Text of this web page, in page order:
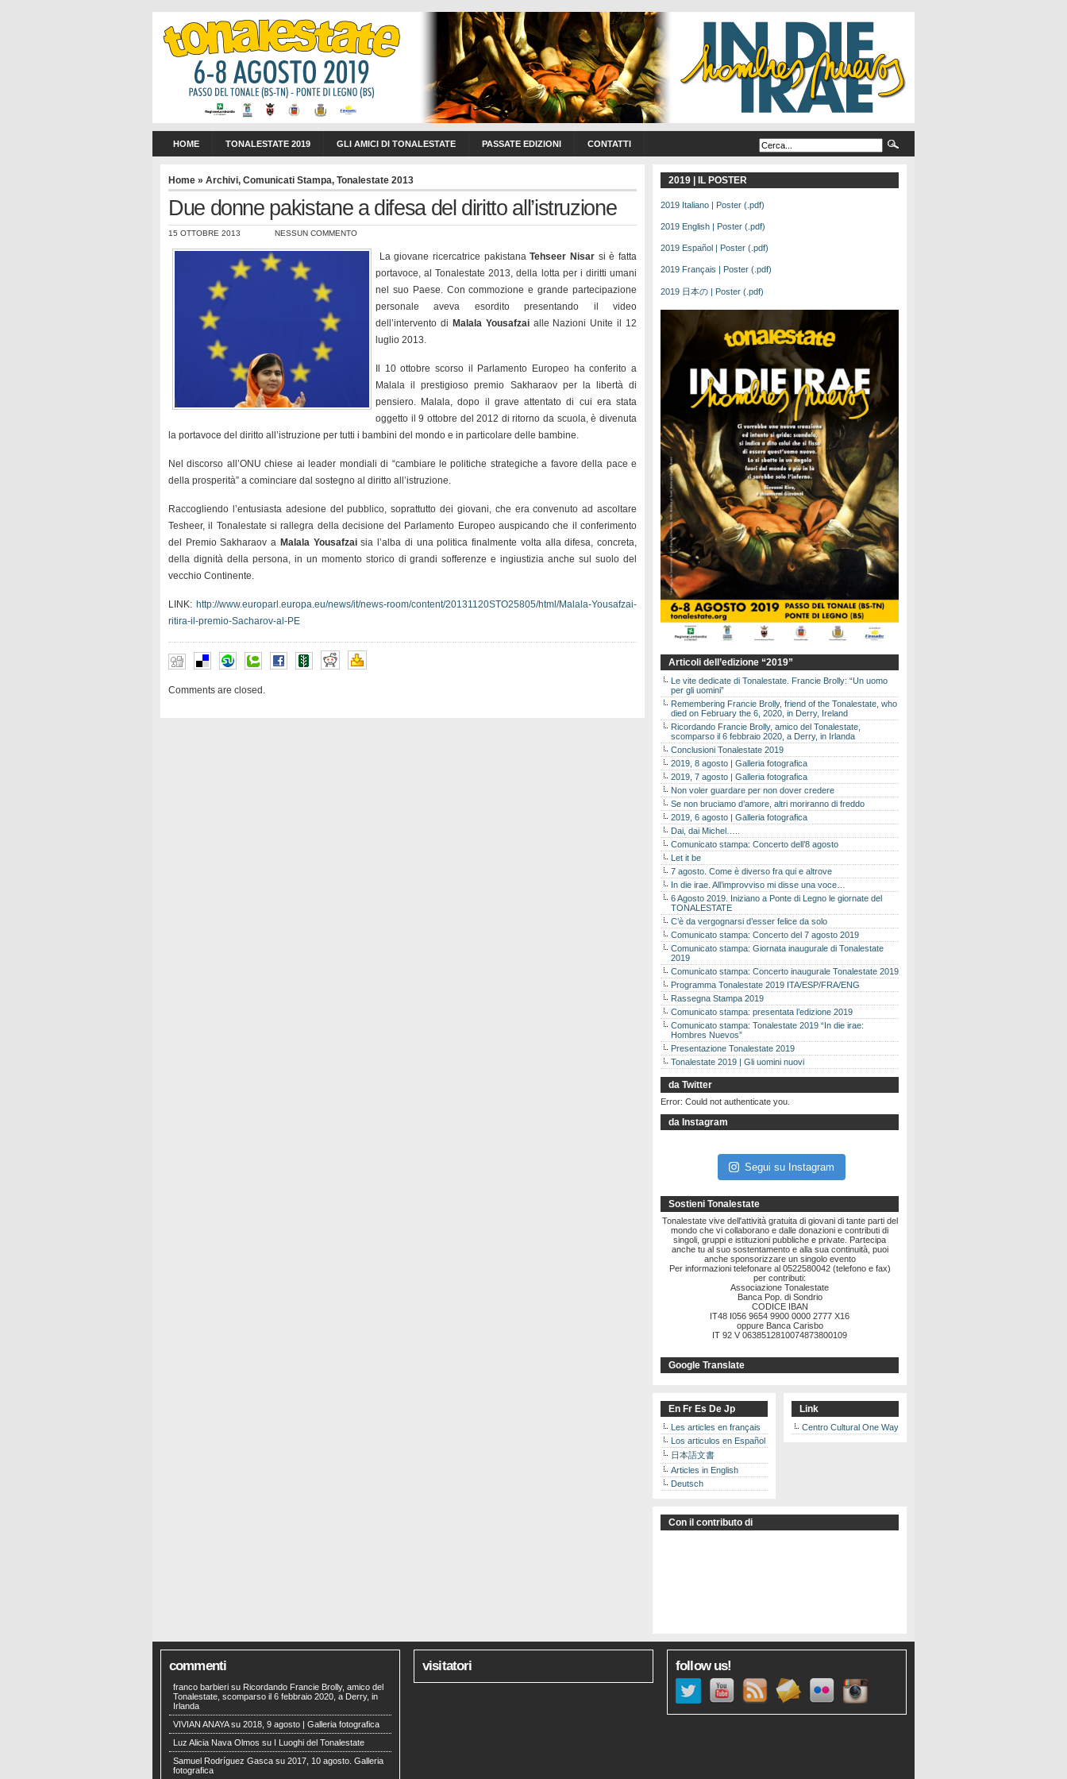
HOME TONALESTATE 2019 GLI AMICI DI TONALESTATE PASSATE EDIZIONI CONTATTI
Home » Archivi, Comunicati Stampa, Tonalestate 2013
Due donne pakistane a difesa del diritto all’istruzione
15 OTTOBRE 2013 NESSUN COMMENTO
La giovane ricercatrice pakistanaTehseer Nisar si è fatta
portavoce, al Tonalestate 2013, della lotta per i diritti umani
nel suo Paese. Con commozione e grande partecipazione
personale aveva esordito presentando il video
dell’intervento di Malala Yousafzai alle Nazioni Unite il 12
luglio 2013.
Il 10 ottobre scorso il Parlamento Europeo ha conferito a
Malala il prestigioso premio Sakharaov per la libertà di
pensiero. Malala, dopo il grave attentato di cui era stata
oggetto il 9 ottobre del 2012 di ritorno da scuola, è divenuta
la portavoce del diritto all’istruzione per tutti i bambini del mondo e in particolare delle bambine.
Nel discorso all’ONU chiese ai leader mondiali di “cambiare le politiche strategiche a favore della pace e
della prosperità” a cominciare dal sostegno al diritto all’istruzione.
Raccogliendo l’entusiasta adesione del pubblico, soprattutto dei giovani, che era convenuto ad ascoltare
Tesheer, il Tonalestate si rallegra della decisione del Parlamento Europeo auspicando che il conferimento
del Premio Sakharaov a Malala Yousafzaisia l’alba di una politica finalmente volta alla difesa, concreta,
della dignità della persona, in un momento storico di grandi sofferenze e ingiustizia anche sul suolo del
vecchio Continente.
LINK: http://www.europarl.europa.eu/news/it/news-room/content/20131120STO25805/html/Malala-Yousafzai-
ritira-il-premio-Sacharov-al-PE
Comments are closed.
2019 | IL POSTER
2019 Italiano | Poster (.pdf)
2019 English | Poster (.pdf)
2019 Español | Poster (.pdf)
2019 Français | Poster (.pdf)
2019 日本の | Poster (.pdf)
Articoli dell’edizione “2019”
Le vite dedicate di Tonalestate. Francie Brolly: “Un uomo
per gli uomini”
Remembering Francie Brolly, friend of the Tonalestate, who
died on February the 6, 2020, in Derry, Ireland
Ricordando Francie Brolly, amico del Tonalestate,
scomparso il 6 febbraio 2020, a Derry, in Irlanda
Conclusioni Tonalestate 2019
2019, 8 agosto | Galleria fotografica
2019, 7 agosto | Galleria fotografica
Non voler guardare per non dover credere
Se non bruciamo d’amore, altri moriranno di freddo
2019, 6 agosto | Galleria fotografica
Dai, dai Michel…..
Comunicato stampa: Concerto dell’8 agosto
Let it be
7 agosto. Come è diverso fra qui e altrove
In die irae. All’improvviso mi disse una voce…
6 Agosto 2019. Iniziano a Ponte di Legno le giornate del
TONALESTATE
C’è da vergognarsi d’esser felice da solo
Comunicato stampa: Concerto del 7 agosto 2019
Comunicato stampa: Giornata inaugurale di Tonalestate
2019
Comunicato stampa: Concerto inaugurale Tonalestate 2019
Programma Tonalestate 2019 ITA/ESP/FRA/ENG
Rassegna Stampa 2019
Comunicato stampa: presentata l’edizione 2019
Comunicato stampa: Tonalestate 2019 “In die irae:
Hombres Nuevos”
Presentazione Tonalestate 2019
Tonalestate 2019 | Gli uomini nuovi
da Twitter
Error: Could not authenticate you.
da Instagram
Segui su Instagram
Sostieni Tonalestate
Tonalestate vive dell'attività gratuita di giovani di tante parti del
mondo che vi collaborano e dalle donazioni e contributi di
singoli, gruppi e istituzioni pubbliche e private. Partecipa
anche tu al suo sostentamento e alla sua continuità, puoi
anche sponsorizzare un singolo evento
Per informazioni telefonare al 0522580042 (telefono e fax)
per contributi:
Associazione Tonalestate
Banca Pop. di Sondrio
CODICE IBAN
IT48 I056 9654 9900 0000 2777 X16
oppure Banca Carisbo
IT 92 V 0638512810074873800109
Google Translate
En Fr Es De Jp
Les articles en français
Los articulos en Español
日本語文書
Articles in English
Deutsch
Link
Centro Cultural One Way
Con il contributo di
commenti
franco barbieri su Ricordando Francie Brolly, amico del
Tonalestate, scomparso il 6 febbraio 2020, a Derry, in
Irlanda
VIVIAN ANAYAsu 2018, 9 agosto | Galleria fotografica
Luz Alicia Nava Olmos su
I Luoghi del Tonalestate
Samuel Rodríguez Gasca su 2017, 10 agosto. Galleria
fotografica
visitatori follow us!